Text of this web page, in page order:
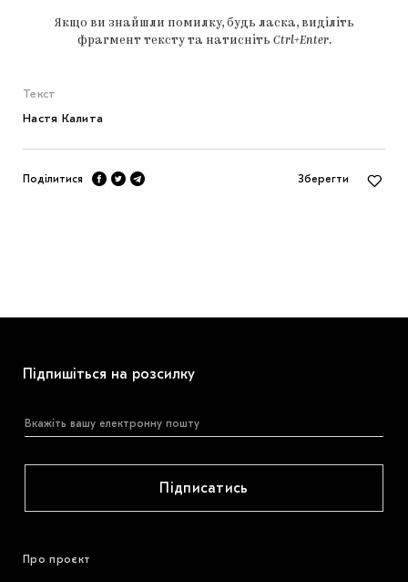
Якщо ви знайшли помилку, будь ласка, виділіть
фрагмент тексту та натисніть Ctrl+Enter.
Текст
Настя Калита
Поділитися Зберегти
Підпишіться на розсилку
Підписатись
Про проєкт